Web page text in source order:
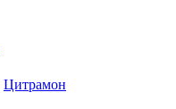
Цитрамон